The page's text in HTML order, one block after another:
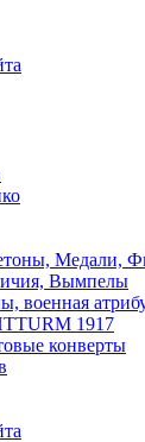
Медали,
Вымпелы
военная
1917
конверты